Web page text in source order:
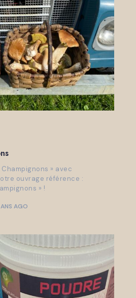
» avec
ouvrage référence :
» !
AGO